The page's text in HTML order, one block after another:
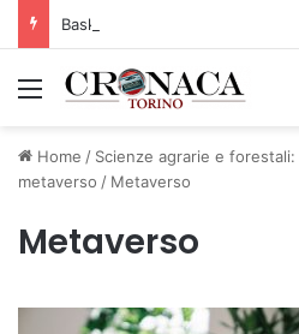
Menu
Home / Scienze agrarie e
metaverso / Metaverso
Metaverso